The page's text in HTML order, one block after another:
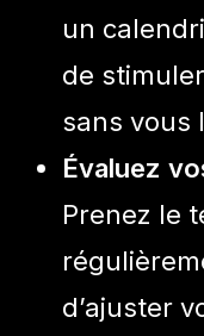
un
de
sans vous
Évaluez
Prenez le
d’ajuster